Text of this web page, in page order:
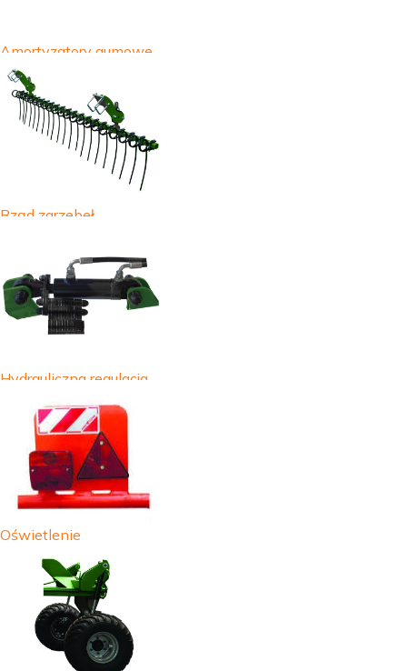
Amortyzatory gumowe
Rząd zgrzebeł
Hydrauliczna regulacja
Oświetlenie